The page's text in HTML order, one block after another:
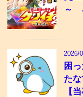
～
2026/
困
た
【